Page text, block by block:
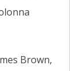
Brown,